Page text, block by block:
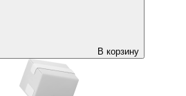
В корзину